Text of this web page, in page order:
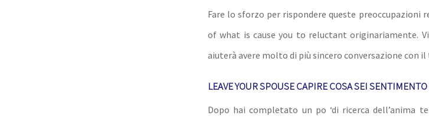
Fare lo sforzo per rispondere queste preoccupazioni
of what is cause you to reluctant originariamente.
aiuterà avere molto di più sincero conversazione con il
LEAVE YOUR SPOUSE CAPIRE COSA SEI SENTIMENTO
Dopo hai completato un po ‘di ricerca dell’anima